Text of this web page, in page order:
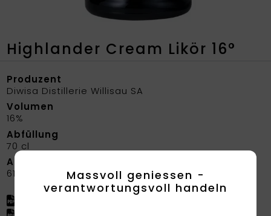
Highlander Cream Likör 16°
Produzent
Diwisa Distillerie Willisau SA
Volumen
16%
Abfüllung
70 cl
Artikelnummer
6181
Massvoll geniessen -
verantwortungsvoll handeln